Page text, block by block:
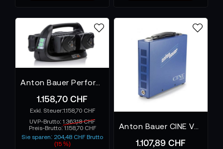
1.158,70 CHF
1.158,70 CHF
UVP-Brutto:1.363,18 CHF
Preis-Brutto: 1.158,70 CHF
Sie sparen: 204,48 CHF Brutto
(15 %)
Anton Bauer CINE VCLX Charger
1.107,89 CHF